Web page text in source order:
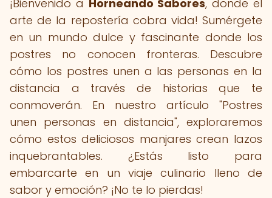
¡Bienvenido a Horneando Sabores, donde el
arte de la repostería cobra vida! Sumérgete
en un mundo dulce y fascinante donde los
postres no conocen fronteras. Descubre
cómo los postres unen a las personas en la
distancia a través de historias que te
conmoverán. En nuestro artículo "Postres
unen personas en distancia", exploraremos
cómo estos deliciosos manjares crean lazos
inquebrantables. ¿Estás listo para
embarcarte en un viaje culinario lleno de
sabor y emoción? ¡No te lo pierdas!